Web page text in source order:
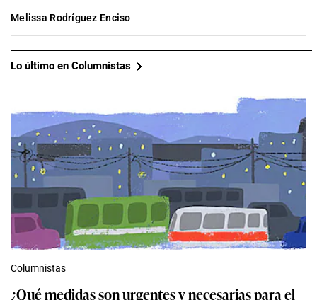
Melissa Rodríguez Enciso
Lo último en Columnistas
Columnistas
¿Qué medidas son urgentes y necesarias para el